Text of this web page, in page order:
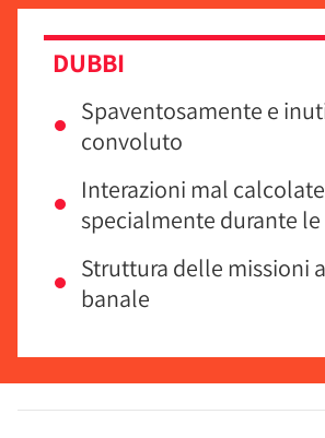
DUBBI
Spaventosamente e
convoluto
Interazioni mal
specialmente durante
Struttura delle missioni
banale